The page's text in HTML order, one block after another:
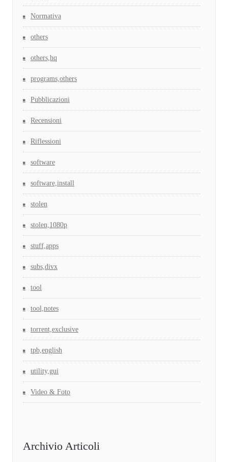
Normativa
others
others,hq
programs,others
Pubblicazioni
Recensioni
Riflessioni
software
software,install
stolen
stolen,1080p
stuff,apps
subs,divx
tool
tool,notes
torrent,exclusive
tpb,english
utility,gui
Video & Foto
Archivio Articoli